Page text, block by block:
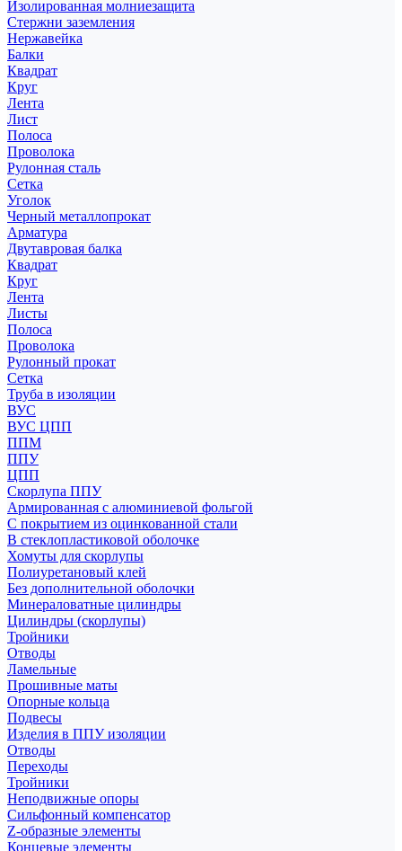
Изолированная молниезащита
Стержни заземления
Нержавейка
Балки
Квадрат
Круг
Лента
Лист
Полоса
Проволока
Рулонная сталь
Сетка
Уголок
Черный металлопрокат
Арматура
Двутавровая балка
Квадрат
Круг
Лента
Листы
Полоса
Проволока
Рулонный прокат
Сетка
Труба в изоляции
ВУС
ВУС ЦПП
ППМ
ППУ
ЦПП
Скорлупа ППУ
Армированная с алюминиевой фольгой
С покрытием из оцинкованной стали
В стеклопластиковой оболочке
Хомуты для скорлупы
Полиуретановый клей
Без дополнительной оболочки
Минераловатные цилиндры
Цилиндры (скорлупы)
Тройники
Отводы
Ламельные
Прошивные маты
Опорные кольца
Подвесы
Изделия в ППУ изоляции
Отводы
Переходы
Тройники
Неподвижные опоры
Cильфонный компенсатор
Z-образные элементы
Концевые элементы